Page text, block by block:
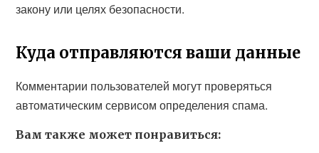
закону или целях безопасности.
Куда отправляются ваши данные
Комментарии пользователей могут проверяться
автоматическим сервисом определения спама.
Вам также может понравиться: